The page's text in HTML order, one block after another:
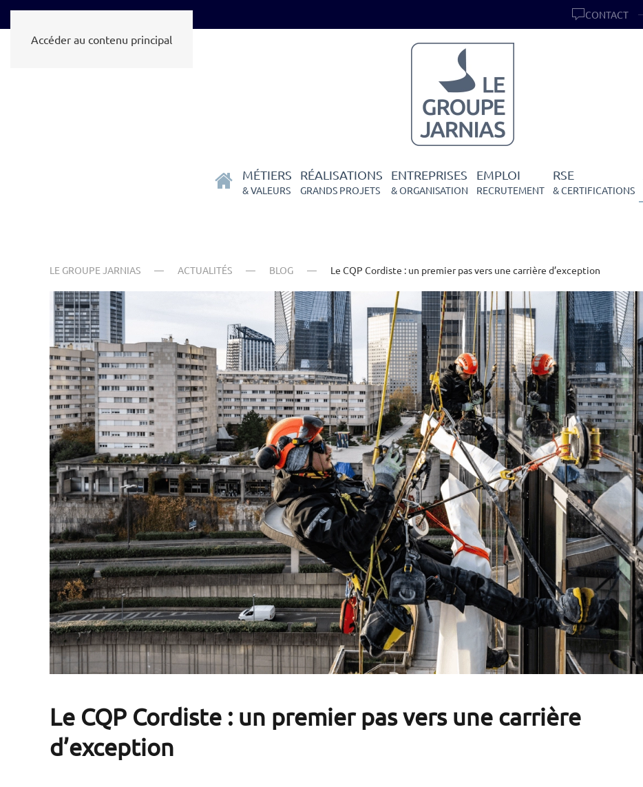
Accéder au contenu principal
CONTACT
MÉTIERS
& VALEURS
RÉALISATIONS
GRANDS PROJETS
ENTREPRISES
& ORGANISATION
EMPLOI
RECRUTEMENT
RSE
& CERTIFICATIONS
LE GROUPE JARNIAS ACTUALITÉS BLOG Le CQP Cordiste : un premier pas vers une carrière d’exception
Le CQP Cordiste : un premier pas vers une carrière
d’exception